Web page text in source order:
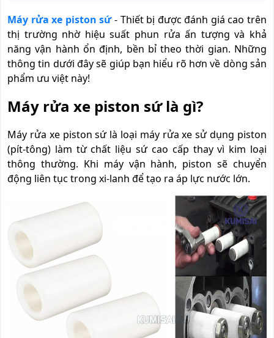
Máy rửa xe piston sứ- Thiết bị được đánh giá cao trên
thị trường nhờ hiệu suất phun rửa ấn tượng và khả
năng vận hành ổn định, bền bỉ theo thời gian. Những
thông tin dưới đây sẽ giúp bạn hiểu rõ hơn về dòng sản
phẩm ưu việt này!
Máy rửa xe piston sứ là gì?
Máy rửa xe piston sứ là loại máy rửa xe sử dụng piston
(pít-tông) làm từ chất liệu sứ cao cấp thay vì kim loại
thông thường. Khi máy vận hành, piston sẽ chuyển
động liên tục trong xi-lanh để tạo ra áp lực nước lớn.